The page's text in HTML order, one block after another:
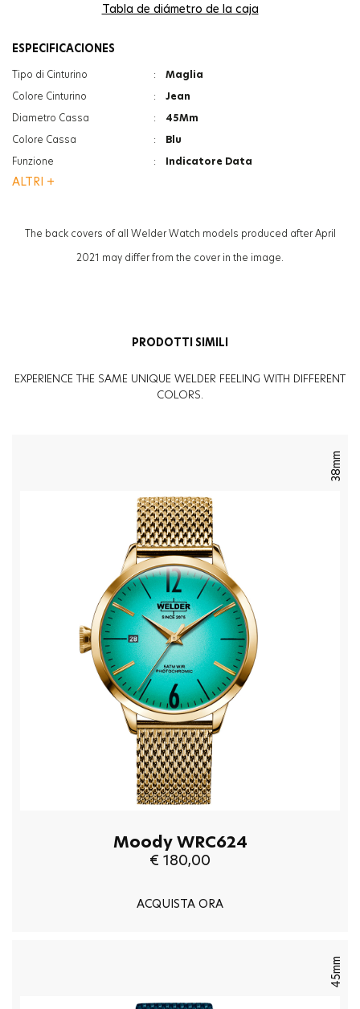
Tabla de diámetro de la caja
ESPECIFICACIONES
Tipo di Cinturino :
Maglia
Colore Cinturino
:
Jean
Diametro Cassa
:
45Mm
Colore Cassa
:
Blu
Funzione
:
Indicatore Data
Funzione
Vetro
:
Photochromic
ALTRI +
The back covers of all Welder Watch models produced after April
2021 may differ from the cover in the image.
PRODOTTI SIMILI
EXPERIENCE THE SAME UNIQUE WELDER FEELING WITH DIFFERENT
COLORS.
38mm
Moody WRC624
€ 180,00
ACQUISTA ORA
45mm